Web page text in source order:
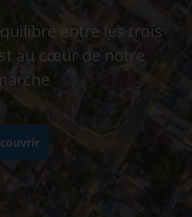
entre les trois
au cœur de notre